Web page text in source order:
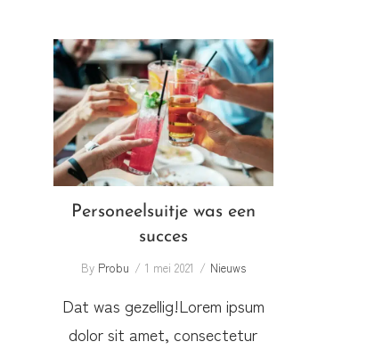
Personeelsuitje was een
succes
Personeelsuitje was een
succes
By Probu 1 mei 2021 Nieuws
Dat was gezellig!Lorem ipsum
dolor sit amet, consectetur